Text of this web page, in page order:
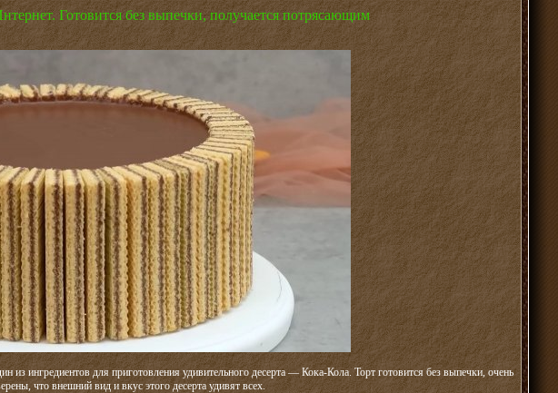
Готовится без выпечки, получается потрясающим
из ингредиентов для приготовления удивительного десерта — Кока-Кола. Торт готовится без выпечки, очень
что внешний вид и вкус этого десерта удивят всех.